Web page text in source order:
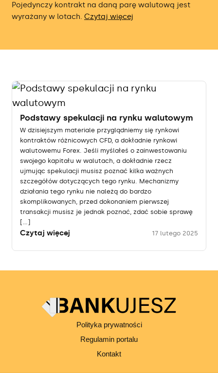
Pojedynczy kontrakt na daną parę walutową jest
wyrażany w lotach. Czytaj więcej
Podstawy spekulacji na rynku walutowym
W dzisiejszym materiale przyglądniemy się rynkowi
kontraktów różnicowych CFD, a dokładnie rynkowi
walutowemu Forex. Jeśli myślałeś o zainwestowaniu
swojego kapitału w walutach, a dokładnie rzecz
ujmując spekulacji musisz poznać kilka ważnych
szczegółów dotyczących tego rynku. Mechanizmy
działania tego rynku nie należą do bardzo
skomplikowanych, przed dokonaniem pierwszej
transakcji musisz je jednak poznać, zdać sobie sprawę
[…]
Czytaj więcej 17 lutego 2025
Polityka prywatności
Regulamin portalu
Kontakt